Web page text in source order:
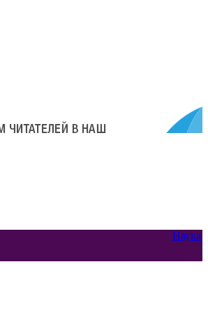
Наука